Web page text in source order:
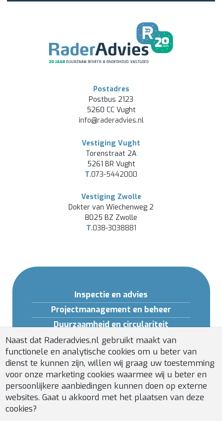
Postadres
Postbus 2123
5260 CC Vught
info@raderadvies.nl
Vestiging Vught
Torenstraat 2A
5261 BR Vught
T.073-5442000
Vestiging Zwolle
Dokter van Wiechenweg 2
8025 BZ Zwolle
T.038-3038881
Inspectie en advies
Projectmanagement en beheer
Duurzaamheid en circulariteit
Opleidingen en Software
Gebouwveiligheid
Installatiebeheer
Naast dat Raderadvies.nl gebruikt maakt van
functionele en analytische cookies om u beter van
dienst te kunnen zijn, willen wij graag uw toestemming
voor onze marketing cookies waarmee wij u beter en
persoonlijkere aanbiedingen kunnen doen op externe
websites. Gaat u akkoord met het plaatsen van deze
cookies?